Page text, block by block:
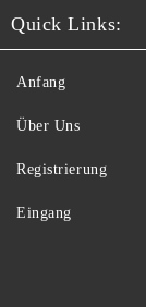
Quick Links:
Anfang
Über Uns
Registrierung
Eingang